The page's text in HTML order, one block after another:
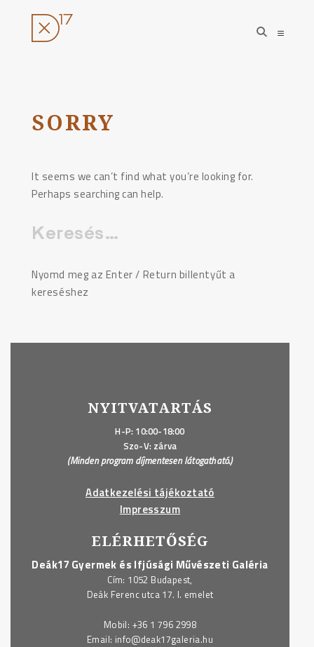
tartalomhoz
open
search
open
SORRY
It seems we can’t find what you’re looking for.
Perhaps searching can help.
Keresés:
Nyomd meg az Enter / Return billentyűt a
kereséshez
NYITVATARTÁS
H-P: 10:00-18:00
Szo-V: zárva
(Minden program díjmentesen látogatható.)
Adatkezelési tájékoztató
Impresszum
ELÉRHETŐSÉG
Deák17 Gyermek és Ifjúsági Művészeti Galéria
Cím: 1052 Budapest,
Deák Ferenc utca 17. I. emelet
Mobil: +36 1 796 2998
Email: info@deak17galeria.hu